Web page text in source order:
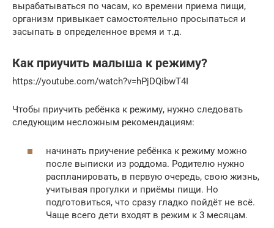
вырабатываться по часам, ко времени приема пищи,
организм привыкает самостоятельно просыпаться и
засыпать в определенное время и т.д.
Как приучить малыша к режиму?
https://youtube.com/watch?v=hPjDQibwT4I
Чтобы приучить ребёнка к режиму, нужно следовать
следующим несложным рекомендациям:
начинать приучение ребёнка к режиму можно
после выписки из роддома. Родителю нужно
распланировать, в первую очередь, свою жизнь,
учитывая прогулки и приёмы пищи. Но
подготовиться, что сразу гладко пойдёт не всё.
Чаще всего дети входят в режим к 3 месяцам.